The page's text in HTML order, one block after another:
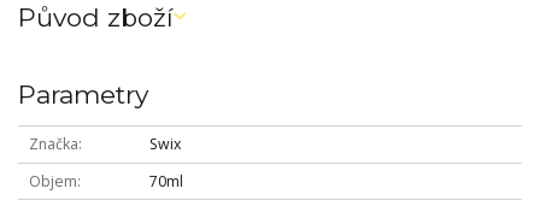
Původ zboží
Parametry
Značka
Swix
Objem
70ml